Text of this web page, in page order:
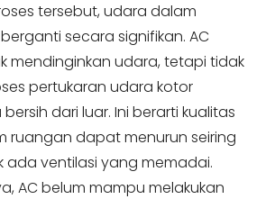
tersebut, udara dalam
secara signifikan. AC
mendinginkan udara, tetapi tidak
pertukaran udara kotor
dari luar. Ini berarti kualitas
ruangan dapat menurun seiring
ada ventilasi yang memadai.
AC belum mampu melakukan